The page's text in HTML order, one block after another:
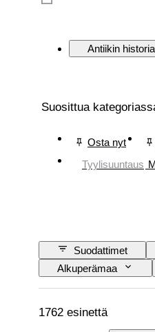
Antiikin historia
Suosittua
Osta nyt
Tyylisuuntaus
Suodattimet
Alkuperämaa
Allekirjoitus
1762 esinettä